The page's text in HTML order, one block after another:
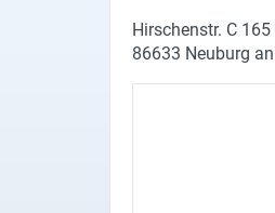
Hirschenstr. C 165
86633 Neuburg